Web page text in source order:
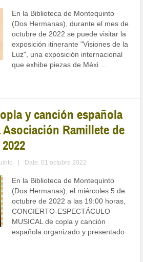
En la Biblioteca de Montequinto
(Dos Hermanas), durante el mes de
octubre de 2022 se puede visitar la
exposición itinerante "Visiones de la
Luz", una exposición internacional
que exhibe piezas de Méxi ...
y canción española
Ramillete de
Date: 01 octubre 2022
En la Biblioteca de Montequinto
(Dos Hermanas), el miércoles 5 de
octubre de 2022 a las 19:00 horas,
CONCIERTO-ESPECTÁCULO
MUSICAL de copla y canción
española organizado y presentado